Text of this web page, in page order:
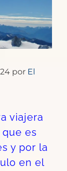
por El
viajera
que es
y por la
en el